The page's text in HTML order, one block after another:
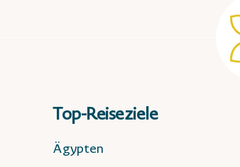
Top-Reiseziele
Ägypten